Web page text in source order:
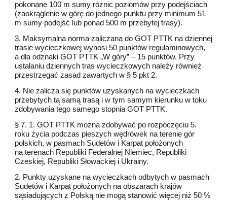
pokonane 100 m sumy różnic poziomów przy podejściach
(zaokrąglenie w górę do jednego punktu przy minimum 51
m sumy podejść lub ponad 500 m przebytej trasy).
3. Maksymalna norma zaliczana do GOT PTTK na dziennej
trasie wycieczkowej wynosi 50 punktów regulaminowych,
a dla odznaki GOT PTTK „W góry” – 15 punktów. Przy
ustalaniu dziennych tras wycieczkowych należy również
przestrzegać zasad zawartych w § 5 pkt 2.
4. Nie zalicza się punktów uzyskanych na wycieczkach
przebytych tą samą trasą i w tym samym kierunku w toku
zdobywania tego samego stopnia GOT PTTK.
§ 7. 1. GOT PTTK można zdobywać po rozpoczęciu 5.
roku życia podczas pieszych wędrówek na terenie gór
polskich, w pasmach Sudetów i Karpat położonych
na terenach Republiki Federalnej Niemiec, Republiki
Czeskiej, Republiki Słowackiej i Ukrainy.
2. Punkty uzyskane na wycieczkach odbytych w pasmach
Sudetów i Karpat położonych na obszarach krajów
sąsiadujących z Polską nie mogą stanowić więcej niż 50 %